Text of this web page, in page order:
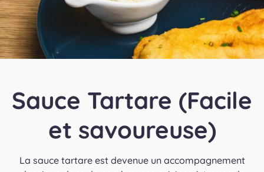
SOUMETTRE UNE RECETTE
BOUTIQUE
Sauce Tartare (Facile
et savoureuse)
La sauce tartare est devenue un accompagnement